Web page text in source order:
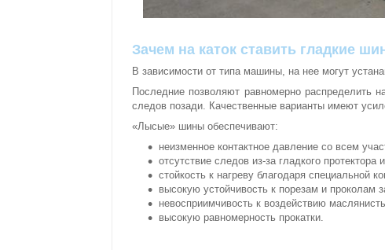
Зачем на каток ставить гладкие
В зависимости от типа машины, на нее могут
Последние позволяют равномерно распределить
следов позади. Качественные варианты имеют
«Лысые» шины обеспечивают:
неизменное контактное давление со всем
отсутствие следов из-за гладкого протектора
стойкость к нагреву благодаря специальной
высокую устойчивость к порезам и проколам
невосприимчивость к воздействию
высокую равномерность прокатки.